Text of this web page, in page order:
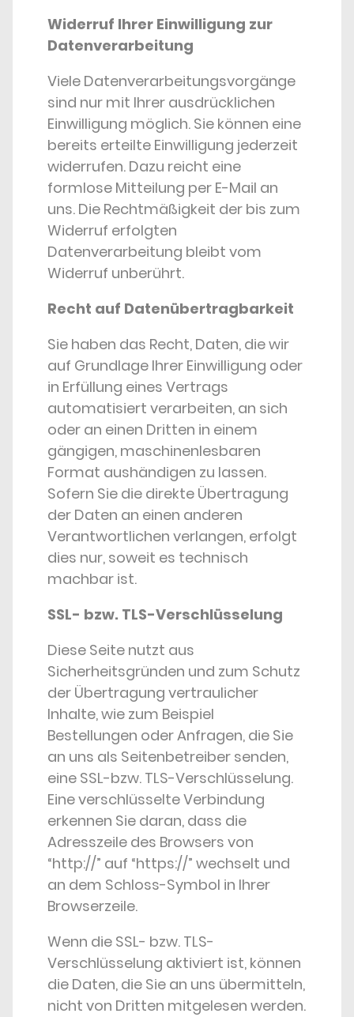
Widerruf Ihrer Einwilligung zur
Datenverarbeitung
Viele Datenverarbeitungsvorgänge
sind nur mit Ihrer ausdrücklichen
Einwilligung möglich. Sie können eine
bereits erteilte Einwilligung jederzeit
widerrufen. Dazu reicht eine
formlose Mitteilung per E-Mail an
uns. Die Rechtmäßigkeit der bis zum
Widerruf erfolgten
Datenverarbeitung bleibt vom
Widerruf unberührt.
Recht auf Datenübertragbarkeit
Sie haben das Recht, Daten, die wir
auf Grundlage Ihrer Einwilligung oder
in Erfüllung eines Vertrags
automatisiert verarbeiten, an sich
oder an einen Dritten in einem
gängigen, maschinenlesbaren
Format aushändigen zu lassen.
Sofern Sie die direkte Übertragung
der Daten an einen anderen
Verantwortlichen verlangen, erfolgt
dies nur, soweit es technisch
machbar ist.
SSL- bzw. TLS-Verschlüsselung
Diese Seite nutzt aus
Sicherheitsgründen und zum Schutz
der Übertragung vertraulicher
Inhalte, wie zum Beispiel
Bestellungen oder Anfragen, die Sie
an uns als Seitenbetreiber senden,
eine SSL-bzw. TLS-Verschlüsselung.
Eine verschlüsselte Verbindung
erkennen Sie daran, dass die
Adresszeile des Browsers von
“http://” auf “https://” wechselt und
an dem Schloss-Symbol in Ihrer
Browserzeile.
Wenn die SSL- bzw. TLS-
Verschlüsselung aktiviert ist, können
die Daten, die Sie an uns übermitteln,
nicht von Dritten mitgelesen werden.